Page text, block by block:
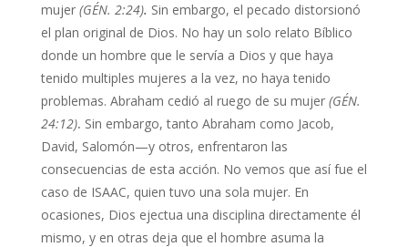
mujer(GÉN. 2:24). Sin embargo, el pecado distorsionó
el plan original de Dios. No hay un solo relato Bíblico
donde un hombre que le servía a Dios y que haya
tenido multiples mujeres a la vez, no haya tenido
problemas. Abraham cedió al ruego de su mujer (GÉN.
24:12). Sin embargo, tanto Abraham como Jacob,
David, Salomón—y otros, enfrentaron las
consecuencias de esta acción. No vemos que así fue el
caso de ISAAC, quien tuvo una sola mujer. En
ocasiones, Dios ejectua una disciplina directamente él
mismo, y en otras deja que el hombre asuma la